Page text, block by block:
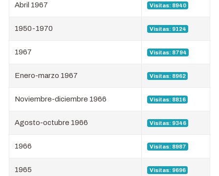
Abril 1967 Visitas: 8940
1950-1970 Visitas: 9124
1967 Visitas: 8794
Enero-marzo 1967 Visitas: 8962
Noviembre-diciembre 1966 Visitas: 8816
Agosto-octubre 1966 Visitas: 9346
1966 Visitas: 8987
1965 Visitas: 9696